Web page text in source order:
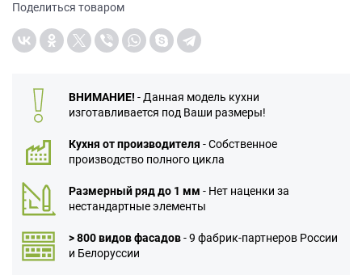
Поделиться товаром
ВНИМАНИЕ! - Данная модель кухни
изготавливается под Ваши размеры!
Кухня от производителя - Собственное
производство полного цикла
Размерный ряд до 1 мм - Нет наценки за
нестандартные элементы
> 800 видов фасадов- 9 фабрик-партнеров России
и Белоруссии